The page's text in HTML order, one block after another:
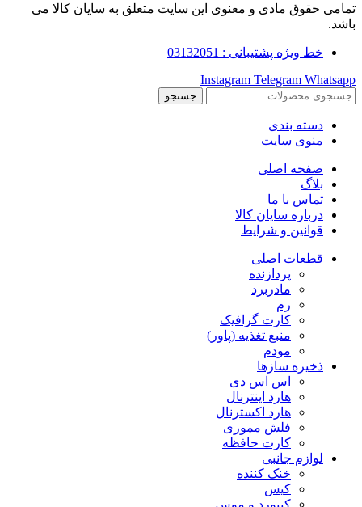
تمامی حقوق مادی و معنوی این سایت متعلق به سایان کالا می
باشد.
خط ویژه پشتیبانی : 03132051
Instagram Telegram Whatsapp
جستجو
دسته بندی
منوی سایت
صفحه اصلی
بلاگ
تماس با ما
درباره سایان کالا
قوانین و شرایط
قطعات اصلی
پردازنده
مادربرد
رم
کارت گرافیک
منبع تغذیه (پاور)
مودم
ذخیره سازها
اس اس دی
هارد اینترنال
هارد اکسترنال
فلش مموری
کارت حافظه
لوازم جانبی
خنک کننده
کیس
کیبورد و موس